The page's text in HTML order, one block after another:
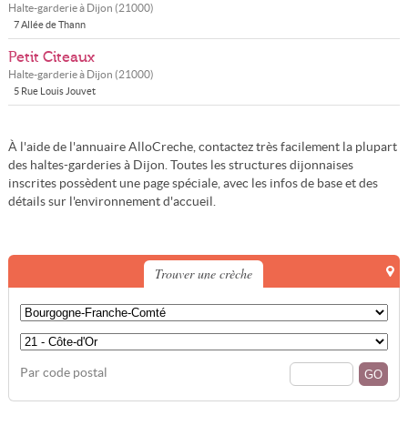
Halte-garderie à Dijon (21000)
7 Allée de Thann
Petit Citeaux
Halte-garderie à Dijon (21000)
5 Rue Louis Jouvet
À l'aide de l'annuaire AlloCreche, contactez très facilement la plupart
des haltes-garderies à Dijon. Toutes les structures dijonnaises
inscrites possèdent une page spéciale, avec les infos de base et des
détails sur l'environnement d'accueil.
Trouver une crèche
Par code postal